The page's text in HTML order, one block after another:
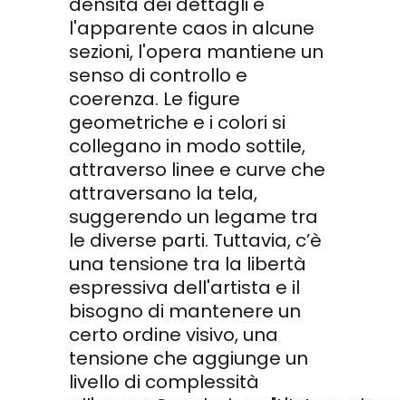
l'apparente caos in alcune
sezioni, l'opera mantiene un
senso di controllo e
coerenza. Le figure
geometriche e i colori si
collegano in modo sottile,
attraverso linee e curve che
attraversano la tela,
suggerendo un legame tra
le diverse parti. Tuttavia, c’è
una tensione tra la libertà
espressiva dell'artista e il
bisogno di mantenere un
certo ordine visivo, una
tensione che aggiunge un
livello di complessità